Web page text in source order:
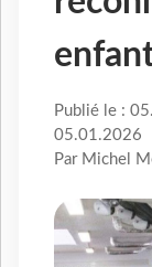
Publié le :
05.01.2026
Par Michel